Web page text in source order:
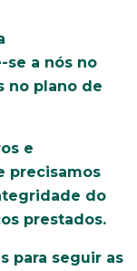
a nós no
no plano de
e
precisamos
do
prestados.
para seguir as